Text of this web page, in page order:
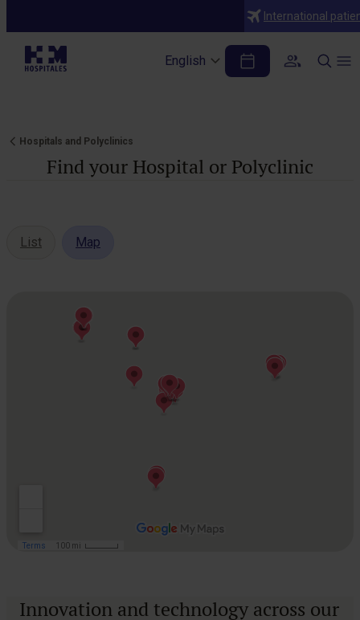
International
English
Aquí tienes la traducción de este bloque (que incluye la
plantilla de mapa global) al inglés formal corporativo: html
Hospitals and Polyclinics
Find your Hospital or Polyclinic
List Map
Innovation and technology across our